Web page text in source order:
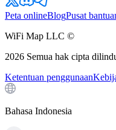
Peta onlineBlogPusat
WiFi Map LLC ©
2026 Semua hak cipta
Ketentuan penggunaan
Bahasa Indonesia